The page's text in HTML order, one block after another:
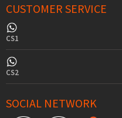
CUSTOMER SERVICE
CS1
CS2
SOCIAL NETWORK